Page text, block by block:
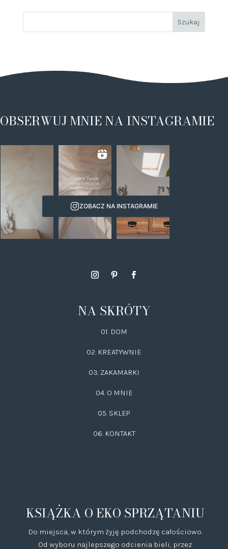
OBSERWUJ MNIE NA INSTAGRAMIE
ZOBACZ NA INSTAGRAMIE
NA SKRÓTY
01. DOM
02. KREATYWNIE
03. ZAKAMARKI
04. O MNIE
05. SKLEP
06. KONTAKT
KSIĄŻKA O EKO SPRZĄTANIU
Do miejsca, w którym żyję podchodzę całościowo.
Od wyboru najlepszego odcienia bieli, przez